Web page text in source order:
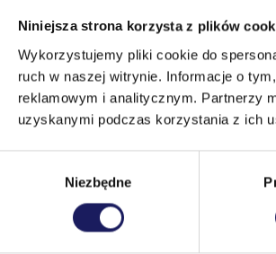
Niniejsza strona korzysta z plików
Wykorzystujemy pliki cookie do
ruch w naszej witrynie. Informacje o
reklamowym i analitycznym. Partnerzy
uzyskanymi podczas korzystania z ich
Niezbędne